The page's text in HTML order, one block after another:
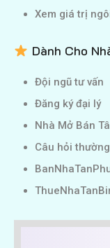
Xem giá trị
Dành Cho
Đội ngũ tư vấn
Đăng ký đại lý
Nhà Mở Bán
Câu hỏi